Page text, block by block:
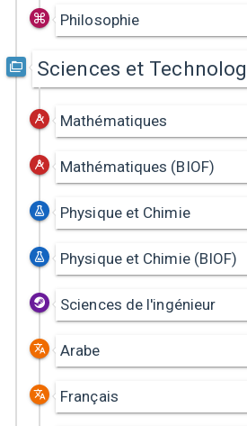
Philosophie
Sciences et
Mathématiques
Mathématiques (BIOF)
Physique et Chimie
Physique et Chimie (BIOF)
Sciences de l'ingénieur
Arabe
Français